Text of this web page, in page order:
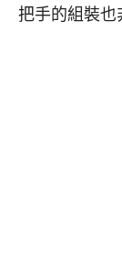
把手的組裝也